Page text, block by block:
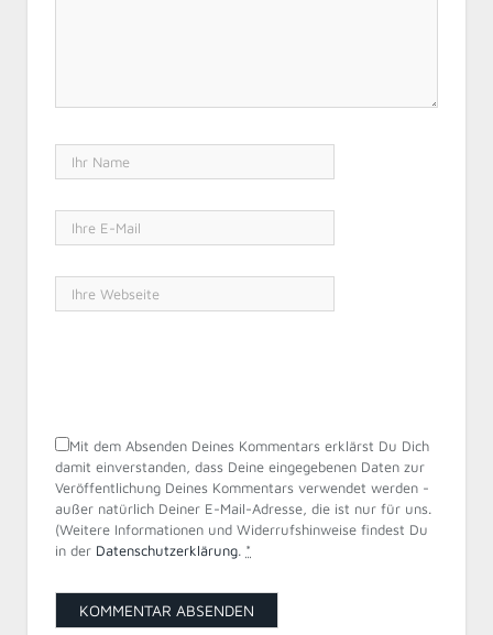
Mit dem Absenden Deines Kommentars erklärst Du Dich
damit einverstanden, dass Deine eingegebenen Daten zur
Veröffentlichung Deines Kommentars verwendet werden -
außer natürlich Deiner E-Mail-Adresse, die ist nur für uns.
(Weitere Informationen und Widerrufshinweise findest Du
in der Datenschutzerklärung. *